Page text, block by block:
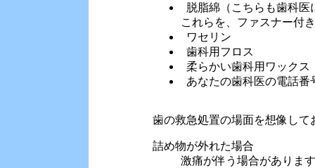
脱脂綿（こちらも歯科
これらを、ファスナー付
ワセリン
歯科用フロス
柔らかい歯科用ワックス
あなたの歯科医の電話
歯の救急処置の場面を想像して
詰め物が外れた場合
激痛が伴う場合がありま